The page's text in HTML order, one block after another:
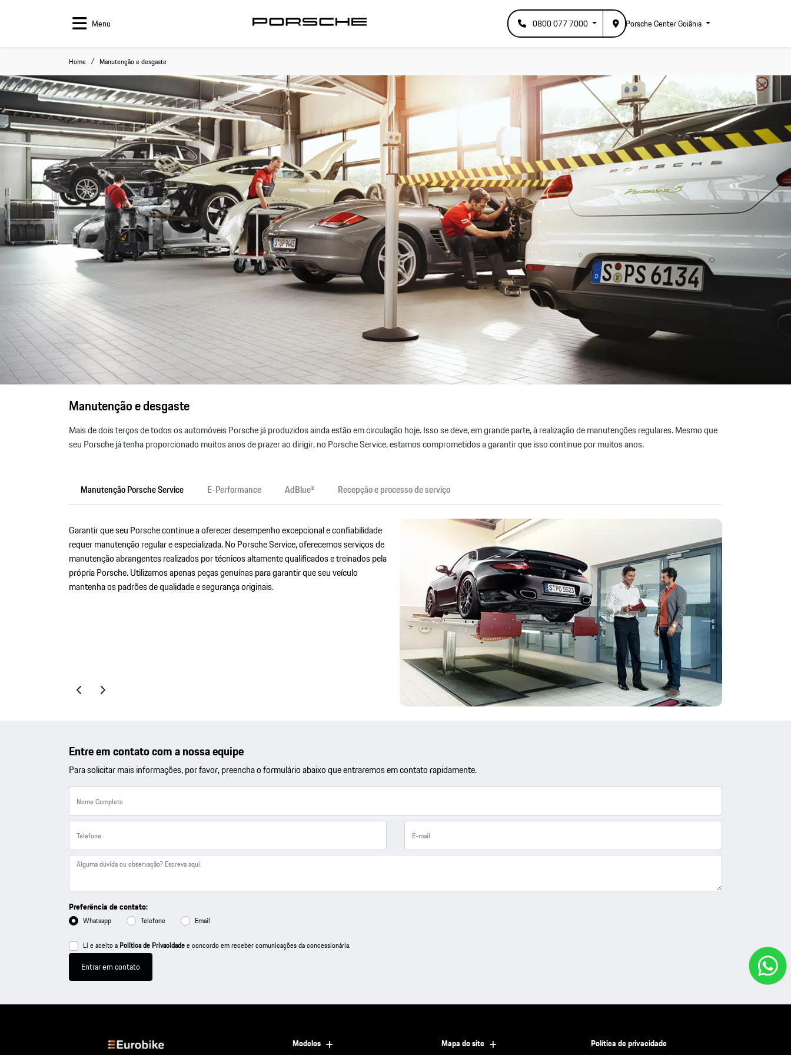
Menu 0800 077 7000 Porsche Center Goiânia
Home Manutenção e desgaste
Manutenção e desgaste
Mais de dois terços de todos os automóveis Porsche já produzidos ainda estão em circulação hoje. Isso se deve, em grande parte, à realização de manutenções regulares. Mesmo que
seu Porsche já tenha proporcionado muitos anos de prazer ao dirigir, no Porsche Service, estamos comprometidos a garantir que isso continue por muitos anos.
Manutenção Porsche Service E-Performance AdBlue® Recepção e processo de serviço
Garantir que seu Porsche continue a oferecer desempenho excepcional e confiabilidade
requer manutenção regular e especializada. No Porsche Service, oferecemos serviços de
manutenção abrangentes realizados por técnicos altamente qualificados e treinados pela
própria Porsche. Utilizamos apenas peças genuínas para garantir que seu veículo
mantenha os padrões de qualidade e segurança originais.
Entre em contato com a nossa equipe
Para solicitar mais informações, por favor, preencha o formulário abaixo que entraremos em contato rapidamente.
Preferência de contato:
Whatsapp Telefone Email
Li e aceito a Política de Privacidadee concordo em receber comunicações da concessionária.
Entrar em contato
Modelos Mapa do site Política de privacidade